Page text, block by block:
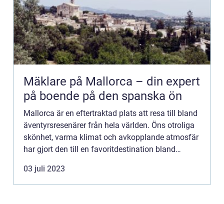
Mäklare på Mallorca – din expert
på boende på den spanska ön
Mallorca är en eftertraktad plats att resa till bland
äventyrsresenärer från hela världen. Öns otroliga
skönhet, varma klimat och avkopplande atmosfär
har gjort den till en favoritdestination bland
03 juli 2023